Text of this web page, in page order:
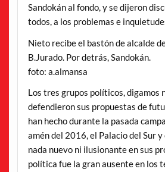
Sandokán al fondo, y se dijeron
todos, a los problemas e
Nieto recibe el bastón de alcalde
B.Jurado. Por detrás, Sandokán.
foto: a.almansa
Los tres grupos políticos, digamos
defendieron sus propuestas de
han hecho durante la pasada
amén del 2016, el Palacio del Sur
nada nuevo ni ilusionante en sus
política fue la gran ausente en los